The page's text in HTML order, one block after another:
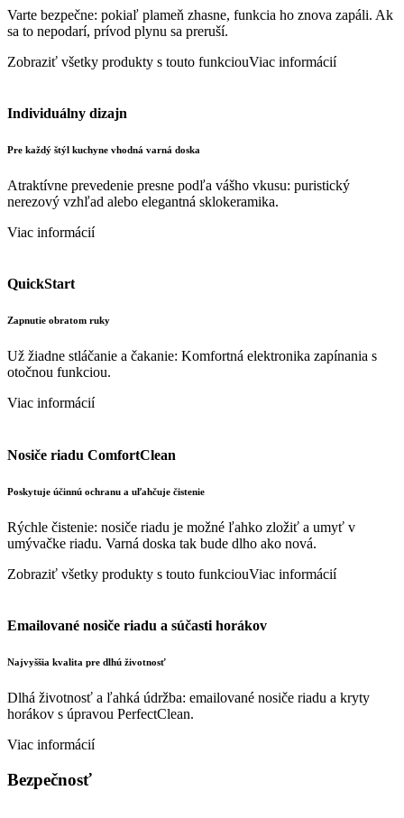
Varte bezpečne: pokiaľ plameň zhasne, funkcia ho znova zapáli. Ak
sa to nepodarí, prívod plynu sa preruší.
Zobraziť všetky produkty s touto funkciouViac informácií
Individuálny dizajn
Pre každý štýl kuchyne vhodná varná doska
Atraktívne prevedenie presne podľa vášho vkusu: puristický
nerezový vzhľad alebo elegantná sklokeramika.
Viac informácií
QuickStart
Zapnutie obratom ruky
Už žiadne stláčanie a čakanie: Komfortná elektronika zapínania s
otočnou funkciou.
Viac informácií
Nosiče riadu ComfortClean
Poskytuje účinnú ochranu a uľahčuje čistenie
Rýchle čistenie: nosiče riadu je možné ľahko zložiť a umyť v
umývačke riadu. Varná doska tak bude dlho ako nová.
Zobraziť všetky produkty s touto funkciouViac informácií
Emailované nosiče riadu a súčasti horákov
Najvyššia kvalita pre dlhú životnosť
Dlhá životnosť a ľahká údržba: emailované nosiče riadu a kryty
horákov s úpravou PerfectClean.
Viac informácií
Bezpečnosť